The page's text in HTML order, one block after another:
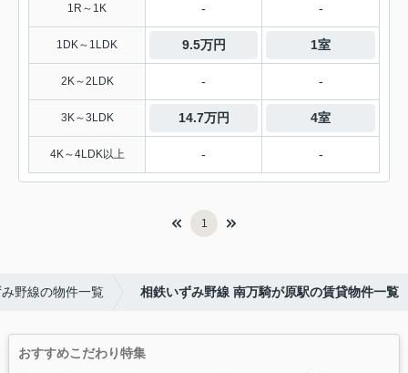
1R～1K - -
1DK～1LDK 9.5万円 1室
2K～2LDK - -
3K～3LDK 14.7万円 4室
4K～4LDK以上 - -
1
野線の物件一覧 相鉄いずみ野線 南万騎が原駅の賃貸物件一覧
おすすめこだわり特集